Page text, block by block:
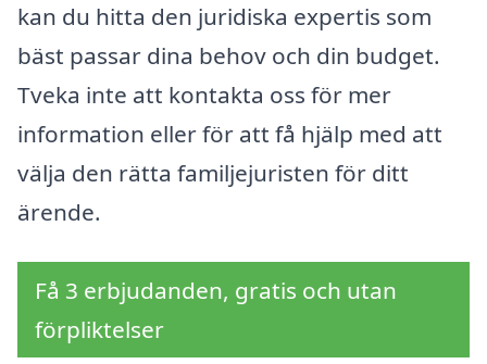
kan du hitta den juridiska expertis som
bäst passar dina behov och din budget.
Tveka inte att kontakta oss för mer
information eller för att få hjälp med att
välja den rätta familjejuristen för ditt
ärende.
Få 3 erbjudanden, gratis och utan
förpliktelser